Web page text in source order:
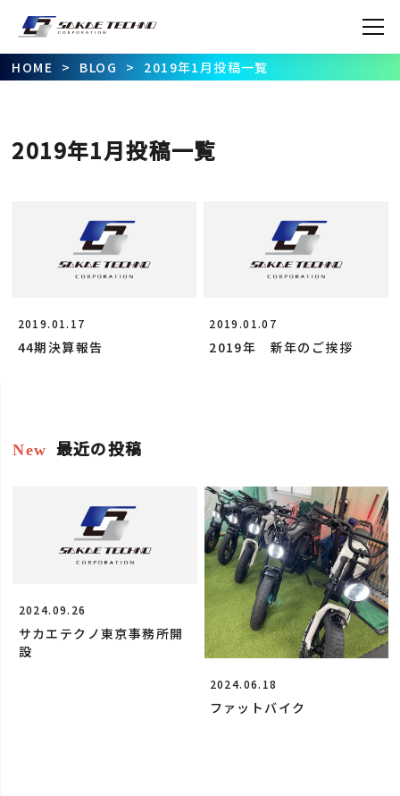
HOME > BLOG > 2019年1月投稿一覧
2019年1月投稿一覧
2019.01.17
44期決算報告
2019.01.07
2019年 新年のご挨拶
New 最近の投稿
2024.09.26
サカエテクノ東京事務所開
設
2024.06.18
ファットバイク